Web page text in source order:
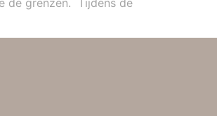
de grenzen. Tijdens de